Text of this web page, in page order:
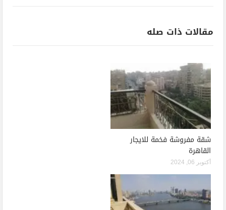
مقالات ذات صله
شقة مفروشة فخمة للايجار
القاهرة
أكتوبر 06, 2024